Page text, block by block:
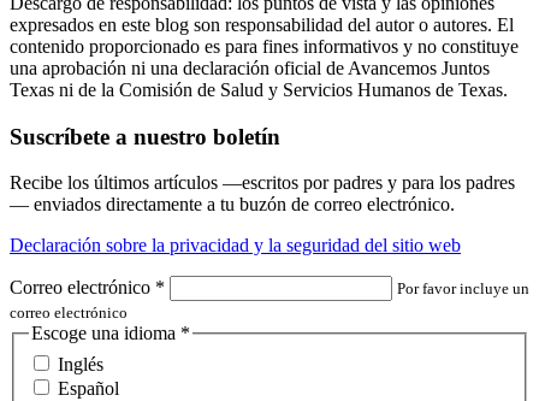
expresados en este blog son responsabilidad del autor o autores. El
contenido proporcionado es para fines informativos y no constituye
una aprobación ni una declaración oficial de Avancemos Juntos
Texas ni de la Comisión de Salud y Servicios Humanos de Texas.
Suscríbete a nuestro boletín
Recibe los últimos artículos —escritos por padres y para los padres
— enviados directamente a tu buzón de correo electrónico.
Declaración sobre la privacidad y la seguridad del sitio web
Correo electrónico *
Por favor incluye un
correo electrónico
Escoge una idioma *
Inglés
Español